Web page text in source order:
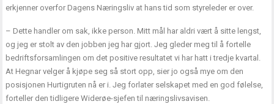
erkjenner overfor Dagens Næringsliv at hans tid som styreleder er over.
– Dette handler om sak, ikke person. Mitt mål har aldri vært å sitte lengst,
og jeg er stolt av den jobben jeg har gjort. Jeg gleder meg til å fortelle
bedriftsforsamlingen om det positive resultatet vi har hatt i tredje kvartal.
At Hegnar velger å kjøpe seg så stort opp, sier jo også mye om den
posisjonen Hurtigruten nå er i. Jeg forlater selskapet med en god følelse,
forteller den tidligere Widerøe-sjefen til næringslivsavisen.